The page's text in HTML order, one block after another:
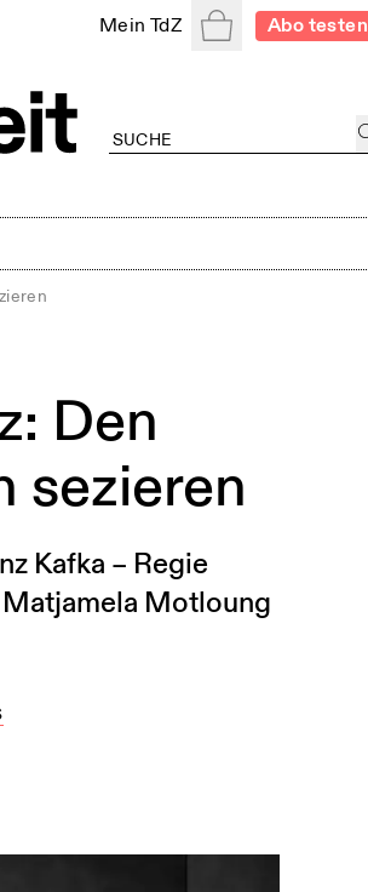
Mein TdZ WarenkorbAbo testen
Den
sezieren
Kafka – Regie
Matjamela Motloung